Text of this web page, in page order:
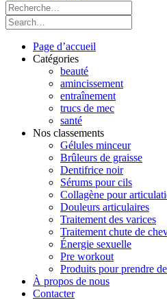
Page d’accueil
Catégories
beauté
amincissement
entraînement
trucs de mec
santé
Nos classements
Gélules minceur
Brûleurs de graisse
Dentifrice noir
Sérums pour cils
Collagène pour
Douleurs articulaires
Traitement des varices
Traitement chute de
Énergie sexuelle
Pre workout
Produits pour prendre
À propos de nous
Contacter